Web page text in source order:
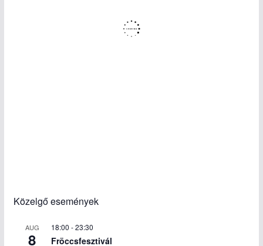
Közelgő események
AUG
8
18:00 -23:30
Fröccsfesztivál